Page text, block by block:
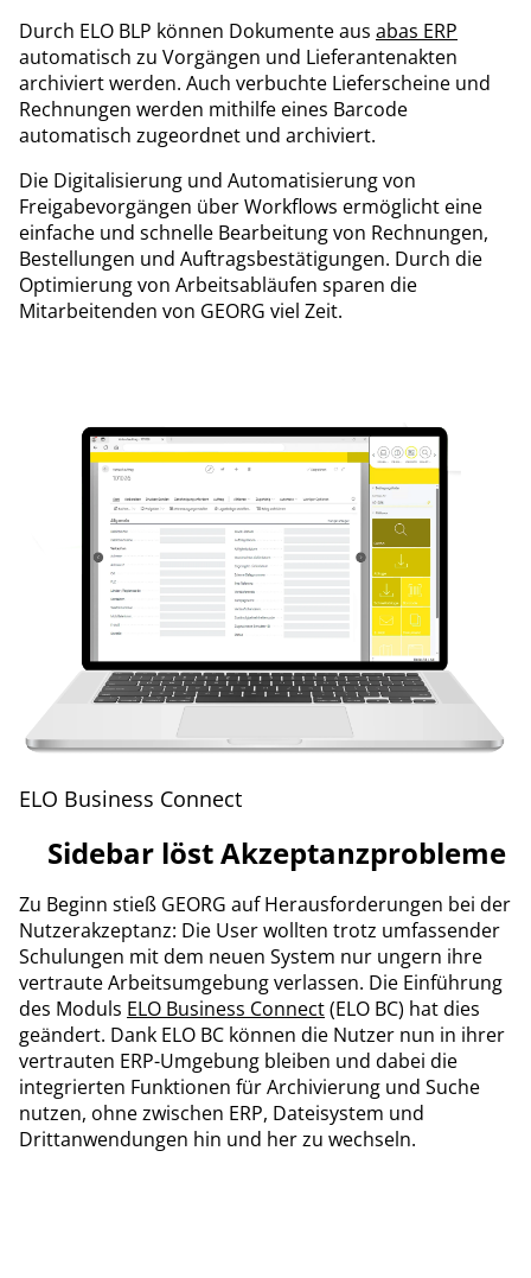
Durch ELO BLP können Dokumente aus abas ERP
automatisch zu Vorgängen und Lieferantenakten
archiviert werden. Auch verbuchte Lieferscheine und
Rechnungen werden mithilfe eines Barcode
automatisch zugeordnet und archiviert.
Die Digitalisierung und Automatisierung von
Freigabevorgängen über Workflows ermöglicht eine
einfache und schnelle Bearbeitung von Rechnungen,
Bestellungen und Auftragsbestätigungen. Durch die
Optimierung von Arbeitsabläufen sparen die
Mitarbeitenden von GEORG viel Zeit.
ELO Business Connect
Sidebar löst Akzeptanzprobleme
Zu Beginn stieß GEORG auf Herausforderungen bei der
Nutzerakzeptanz: Die User wollten trotz umfassender
Schulungen mit dem neuen System nur ungern ihre
vertraute Arbeitsumgebung verlassen. Die Einführung
des Moduls ELO Business Connect(ELO BC) hat dies
geändert. Dank ELO BC können die Nutzer nun in ihrer
vertrauten ERP-Umgebung bleiben und dabei die
integrierten Funktionen für Archivierung und Suche
nutzen, ohne zwischen ERP, Dateisystem und
Drittanwendungen hin und her zu wechseln.